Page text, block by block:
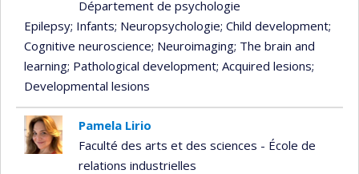
Département de psychologie
Epilepsy; Infants; Neuropsychologie; Child development;
Cognitive neuroscience; Neuroimaging; The brain and
learning; Pathological development; Acquired lesions;
Developmental lesions
Pamela Lirio
Faculté des arts et des sciences - École de
relations industrielles